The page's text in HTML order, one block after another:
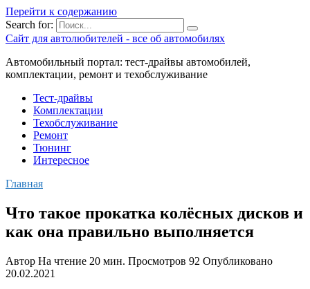
Перейти к содержанию
Search for:
Сайт для автолюбителей - все об автомобилях
Автомобильный портал: тест-драйвы автомобилей,
комплектации, ремонт и техобслуживание
Тест-драйвы
Комплектации
Техобслуживание
Ремонт
Тюнинг
Интересное
Главная
Что такое прокатка колёсных дисков и
как она правильно выполняется
Автор На чтение 20 мин. Просмотров 92 Опубликовано
20.02.2021